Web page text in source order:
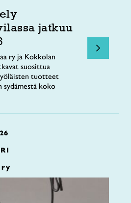
jatkuu
ry ja Kokkolan
suosittua
tuotteet
sydämestä koko
ry